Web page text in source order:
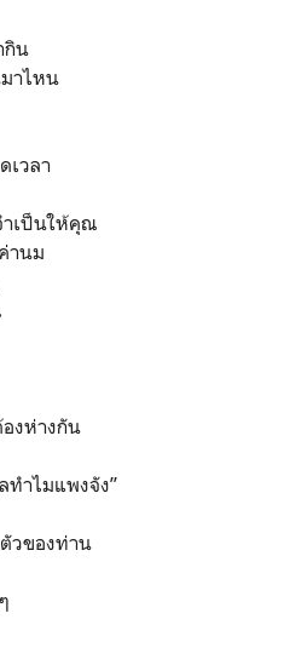
กิน
าไหน
วลา
ำเป็นให้คุณ
านม
งห่างกัน
ทำไมแพงจัง”
วของท่าน